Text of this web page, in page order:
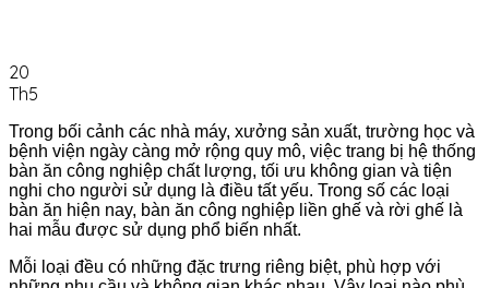
20
Th5
Trong bối cảnh các nhà máy, xưởng sản xuất, trường học và
bệnh viện ngày càng mở rộng quy mô, việc trang bị hệ thống
bàn ăn công nghiệp chất lượng, tối ưu không gian và tiện
nghi cho người sử dụng là điều tất yếu. Trong số các loại
bàn ăn hiện nay, bàn ăn công nghiệp liền ghế và rời ghế là
hai mẫu được sử dụng phổ biến nhất.
Mỗi loại đều có những đặc trưng riêng biệt, phù hợp với